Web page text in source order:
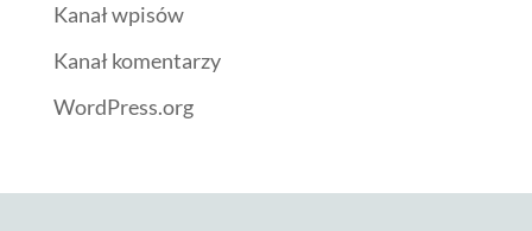
Kanał wpisów
Kanał komentarzy
WordPress.org